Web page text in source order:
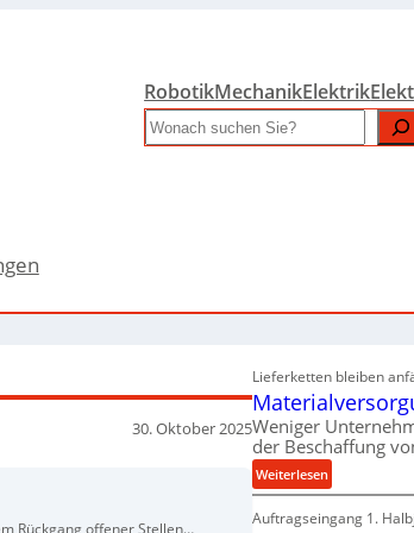
RobotikMechanikElektrik
Search
30. Oktober 2025
Rückgang offener Stellen
Lieferketten bleiben
Weniger
der Beschaffung
Weiterlesen:
M
a
Auftragseingang 1.